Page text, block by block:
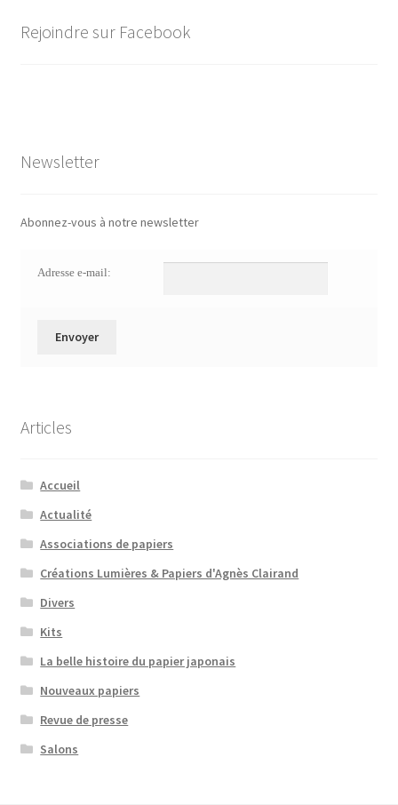
Rejoindre sur Facebook
Newsletter
Abonnez-vous à notre newsletter
Adresse e-mail:
Articles
Accueil
Actualité
Associations de papiers
Créations Lumières & Papiers d'Agnès Clairand
Divers
Kits
La belle histoire du papier japonais
Nouveaux papiers
Revue de presse
Salons